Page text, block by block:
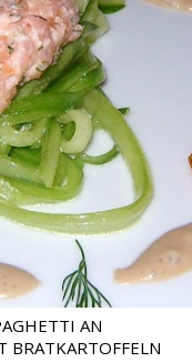
AN
BRATKARTOFFELN